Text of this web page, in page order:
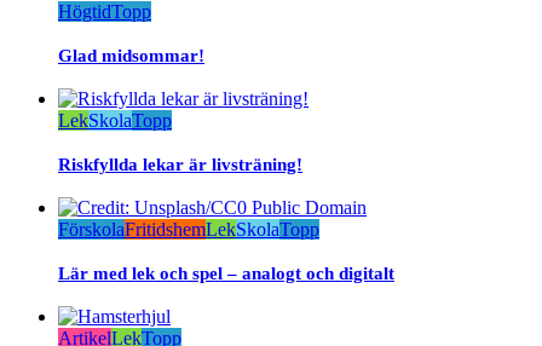
HögtidTopp
Glad midsommar!
LekSkolaTopp
Riskfyllda lekar är livsträning!
FörskolaFritidshemLekSkolaTopp
Lär med lek och spel – analogt och digitalt
ArtikelLekTopp